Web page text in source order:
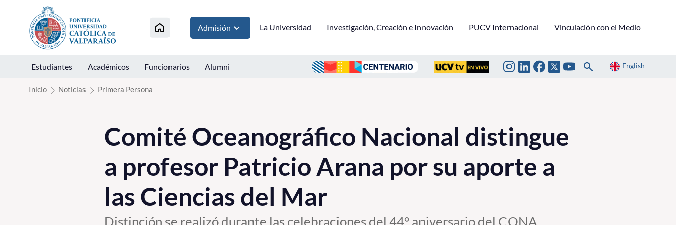
Click acá para ir directamente al contenido
Admisión La Universidad Investigación, Creación e Innovación PUCV Internacional Vinculación con el Medio
Estudiantes Académicos Funcionarios Alumni English
Inicio Noticias Primera Persona
Comité Oceanográfico Nacional distingue
a profesor Patricio Arana por su aporte a
las Ciencias del Mar
Distinción se realizó durante las celebraciones del 44° aniversario del CONA.